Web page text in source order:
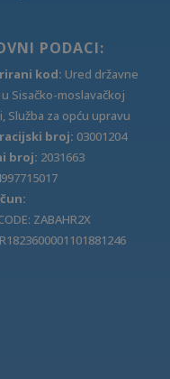
PODACI:
kod: Ured državne
Sisačko-moslavačkoj
Služba za opću upravu
broj: 03001204
broj: 2031663
ZABAHR2X